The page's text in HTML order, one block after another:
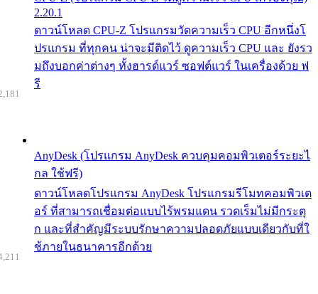
2.20.1
ดาวน์โหลด CPU-Z โปรแกรมวัดความเร็ว CPU อีกหนึ่งโ
ปรแกรม ที่ทุกคน น่าจะมีติดไว้ ดูความเร็ว CPU และ ยังรว
มถึงบอกค่าต่างๆ ทั้งฮารด์แวร์ ซอฟต์แวร์ ในเครื่องด้วย ฟ
รี
AnyDesk (โปรแกรม AnyDesk ควบคุมคอมพิวเตอร์ระยะไ
กล ใช้ฟรี)
ดาวน์โหลดโปรแกรม AnyDesk โปรแกรมรีโมทคอมพิวเต
อร์ ที่สามารถเชื่อมต่อแบบไร้พรมแดน รวดเร็มไม่มีกระตุ
ก และที่สำคัญมีระบบรักษาความปลอดภัยแบบเดียวกับที่ใ
ช้ภายในธนาคารอีกด้วย